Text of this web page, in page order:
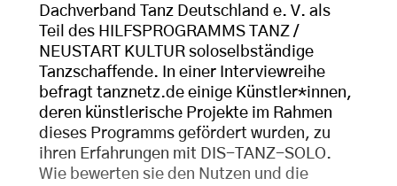
Dachverband Tanz Deutschland e. V. als
Teil des HILFSPROGRAMMS TANZ /
NEUSTART KULTUR soloselbständige
Tanzschaffende. In einer Interviewreihe
befragt tanznetz.de einige Künstler*innen,
deren künstlerische Projekte im Rahmen
dieses Programms gefördert wurden, zu
ihren Erfahrungen mit DIS-TANZ-SOLO.
Wie bewerten sie den Nutzen und die